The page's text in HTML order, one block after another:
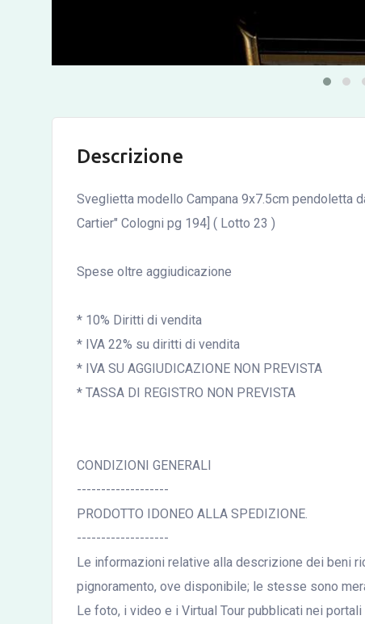
Descrizione
Sveglietta modello Campana 9x7.5cm pendoletta
Cartier" Cologni pg 194] ( Lotto 23 )
Spese oltre aggiudicazione
* 10% Diritti di vendita
* IVA 22% su diritti di vendita
* IVA SU AGGIUDICAZIONE NON PREVISTA
* TASSA DI REGISTRO NON PREVISTA
CONDIZIONI GENERALI
-------------------
PRODOTTO IDONEO ALLA SPEDIZIONE.
-------------------
Le informazioni relative alla descrizione dei beni
pignoramento, ove disponibile; le stesse sono
Le foto, i video e i Virtual Tour pubblicati nei